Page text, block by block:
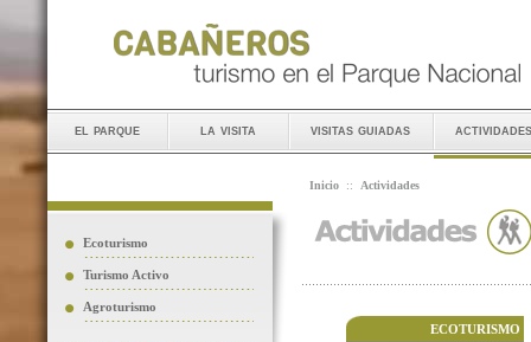
el parque la visita visitas guiadas actividades
Ecoturismo
Turismo Activo
Agroturismo
Inicio :: Actividades
ECOTURISMO